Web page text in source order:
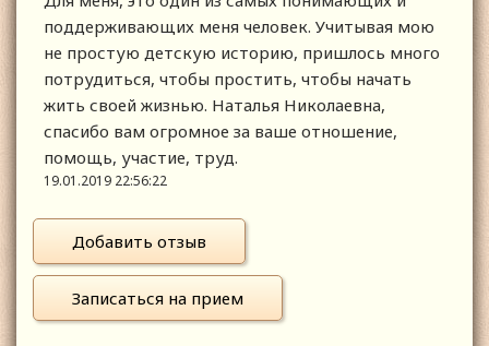
поддерживающих меня человек. Учитывая мою
не простую детскую историю, пришлось много
потрудиться, чтобы простить, чтобы начать
жить своей жизнью. Наталья Николаевна,
спасибо вам огромное за ваше отношение,
помощь, участие, труд.
19.01.2019 22:56:22
Добавить отзыв
Записаться на прием